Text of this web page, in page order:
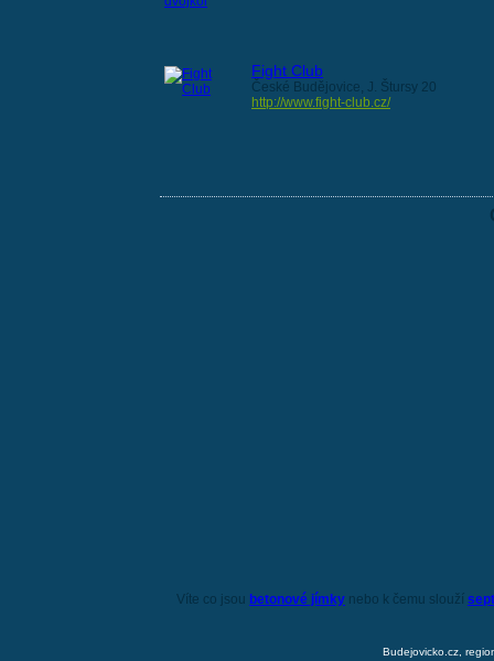
Fight Club
České Budějovice, J. Štursy 20
http://www.fight-club.cz/
Víte co jsou betonové jímky nebo k čemu slouží
Budejovicko.cz,